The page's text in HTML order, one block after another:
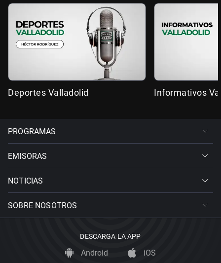
Deportes Valladolid Informativos
PROGRAMAS
EMISORAS
NOTICIAS
SOBRE NOSOTROS
DESCARGA LA APP
Android iOS